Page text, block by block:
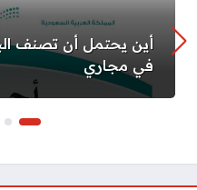
أين يحتمل أن تصنف
في مجاري